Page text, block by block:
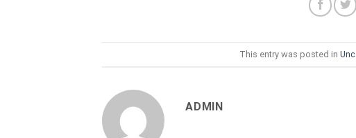
This entry was posted in
ADMIN